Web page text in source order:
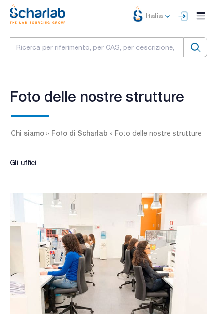
Italia
Foto delle nostre strutture
Chi siamo » Foto di Scharlab » Foto delle nostre strutture
Gli uffici